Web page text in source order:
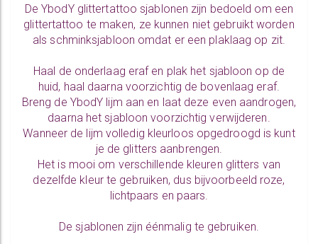
De YbodY glittertattoo sjablonen zijn bedoeld om een
glittertattoo te maken, ze kunnen niet gebruikt worden
als schminksjabloon omdat er een plaklaag op zit.
Haal de onderlaag eraf en plak het sjabloon op de
huid, haal daarna voorzichtig de bovenlaag eraf.
Breng de YbodY lijm aan en laat deze even aandrogen,
daarna het sjabloon voorzichtig verwijderen.
Wanneer de lijm volledig kleurloos opgedroogd is kunt
je de glitters aanbrengen.
Het is mooi om verschillende kleuren glitters van
dezelfde kleur te gebruiken, dus bijvoorbeeld roze,
lichtpaars en paars.
De sjablonen zijn éénmalig te gebruiken.